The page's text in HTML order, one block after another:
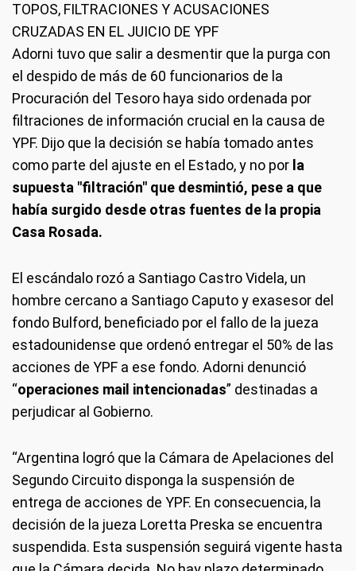
TOPOS, FILTRACIONES Y ACUSACIONES
CRUZADAS EN EL JUICIO DE YPF
Adorni tuvo que salir a desmentir que la purga con
el despido de más de 60 funcionarios de la
Procuración del Tesoro haya sido ordenada por
filtraciones de información crucial en la causa de
YPF. Dijo que la decisión se había tomado antes
como parte del ajuste en el Estado, y no por la
supuesta "filtración" que desmintió, pese a que
había surgido desde otras fuentes de la propia
Casa Rosada.
El escándalo rozó a Santiago Castro Videla, un
hombre cercano a Santiago Caputo y exasesor del
fondo Bulford, beneficiado por el fallo de la jueza
estadounidense que ordenó entregar el 50% de las
acciones de YPF a ese fondo. Adorni denunció
“operaciones mail intencionadas” destinadas a
perjudicar al Gobierno.
“Argentina logró que la Cámara de Apelaciones del
Segundo Circuito disponga la suspensión de
entrega de acciones de YPF. En consecuencia, la
decisión de la jueza Loretta Preska se encuentra
suspendida. Esta suspensión seguirá vigente hasta